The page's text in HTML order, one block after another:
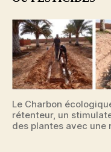
Le Charbon
rétenteur, un
des plantes avec